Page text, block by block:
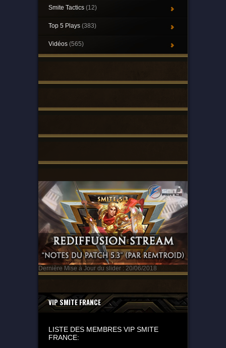
Smite Tactics (12)
Top 5 Plays (383)
Vidéos (565)
Dernière Mise à Jour du slider : 20/06/2018
VIP SMITE FRANCE
LISTE DES MEMBRES VIP SMITE
FRANCE: